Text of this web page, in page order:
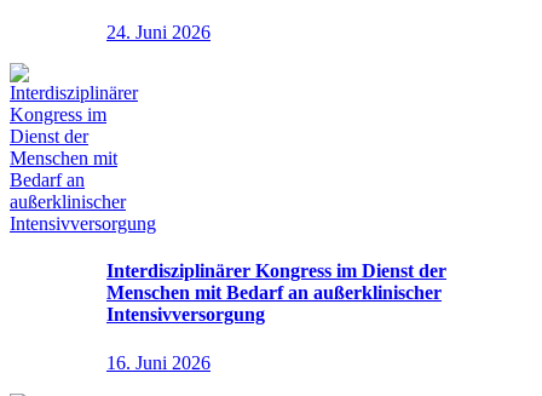
24. Juni 2026
Interdisziplinärer Kongress im Dienst der
Menschen mit Bedarf an außerklinischer
Intensivversorgung
16. Juni 2026